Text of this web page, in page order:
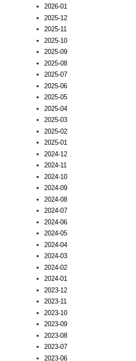
2026-01
2025-12
2025-11
2025-10
2025-09
2025-08
2025-07
2025-06
2025-05
2025-04
2025-03
2025-02
2025-01
2024-12
2024-11
2024-10
2024-09
2024-08
2024-07
2024-06
2024-05
2024-04
2024-03
2024-02
2024-01
2023-12
2023-11
2023-10
2023-09
2023-08
2023-07
2023-06